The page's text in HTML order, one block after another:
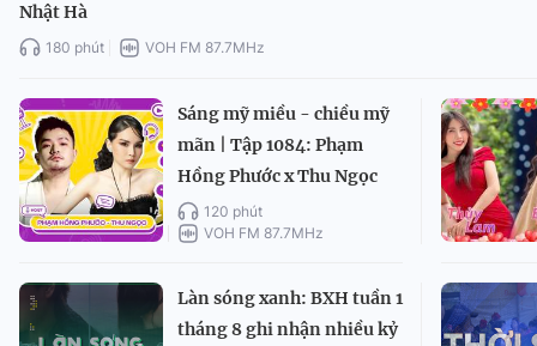
Nhật Hà
180 phút VOH FM 87.7MHz
Sáng mỹ miều - chiều mỹ
mãn | Tập 1084: Phạm
Hồng Phước x Thu Ngọc
120 phút
VOH FM 87.7MHz
Làn sóng xanh: BXH tuần 1
tháng 8 ghi nhận nhiều kỷ